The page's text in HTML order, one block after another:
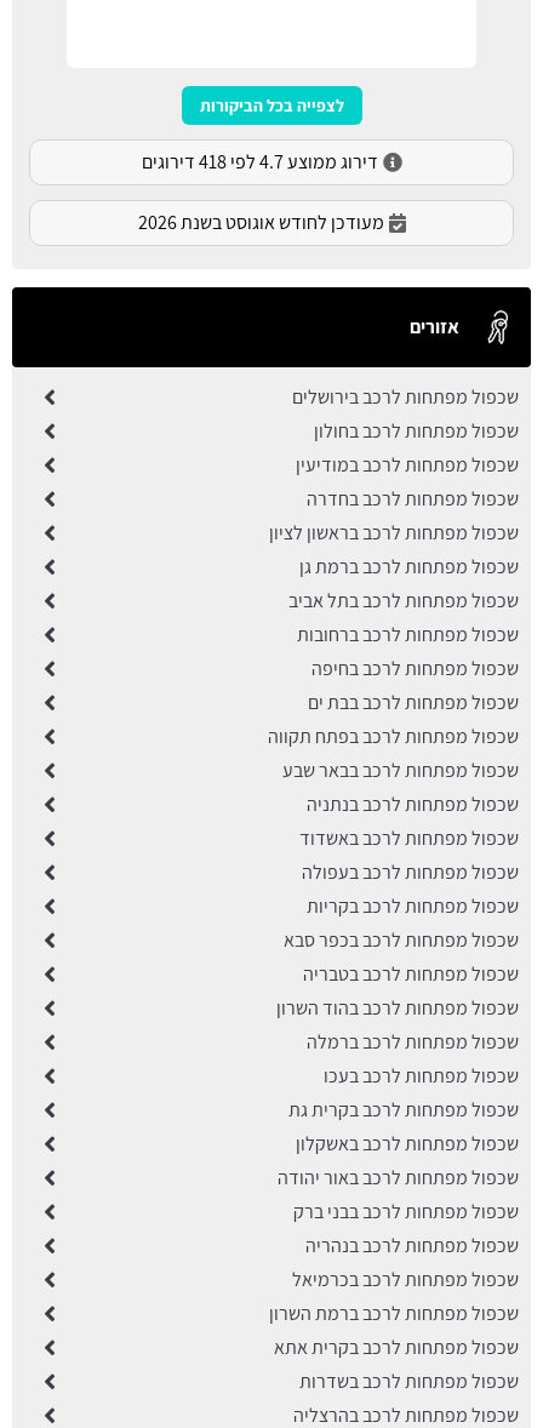
לצפייה בכל הביקורות
דירוג ממוצע 4.7 לפי 418 דירוגים
מעודכן לחודש אוגוסט בשנת 2026
אזורים
שכפול מפתחות לרכב בירושלים
שכפול מפתחות לרכב בחולון
שכפול מפתחות לרכב במודיעין
שכפול מפתחות לרכב בחדרה
שכפול מפתחות לרכב בראשון לציון
שכפול מפתחות לרכב ברמת גן
שכפול מפתחות לרכב בתל אביב
שכפול מפתחות לרכב ברחובות
שכפול מפתחות לרכב בחיפה
שכפול מפתחות לרכב בבת ים
שכפול מפתחות לרכב בפתח תקווה
שכפול מפתחות לרכב בבאר שבע
שכפול מפתחות לרכב בנתניה
שכפול מפתחות לרכב באשדוד
שכפול מפתחות לרכב בעפולה
שכפול מפתחות לרכב בקריות
שכפול מפתחות לרכב בכפר סבא
שכפול מפתחות לרכב בטבריה
שכפול מפתחות לרכב בהוד השרון
שכפול מפתחות לרכב ברמלה
שכפול מפתחות לרכב בעכו
שכפול מפתחות לרכב בקרית גת
שכפול מפתחות לרכב באשקלון
שכפול מפתחות לרכב באור יהודה
שכפול מפתחות לרכב בבני ברק
שכפול מפתחות לרכב בנהריה
שכפול מפתחות לרכב בכרמיאל
שכפול מפתחות לרכב ברמת השרון
שכפול מפתחות לרכב בקרית אתא
שכפול מפתחות לרכב בשדרות
שכפול מפתחות לרכב בהרצליה